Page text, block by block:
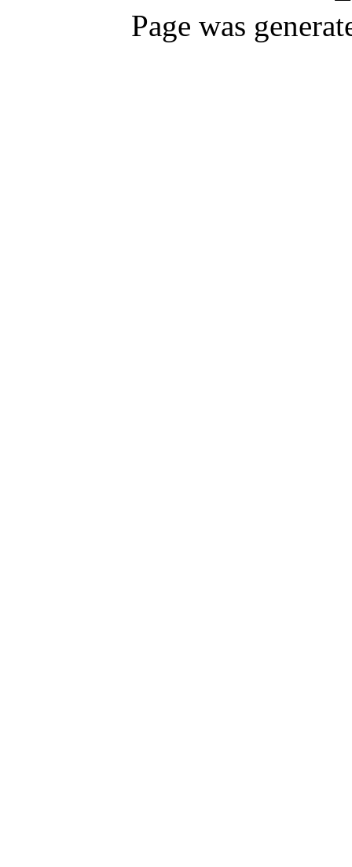
Page was